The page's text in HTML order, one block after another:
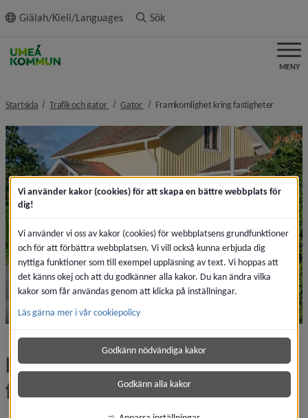
innehållet
Giälah/Kieli/Languages Sök
MENY
Startsida Trafik och gator nivå i brödsmulenavigeringen
Gator nivå i brödsmulenavigeringen
Framkomlighet kring fastigheternivå i
Framkomlighet kring
fastigheter
Vi använder kakor (cookies) för att skapa en bättre webbplats för
dig!
Vi använder vi oss av kakor (cookies) för webbplatsens grundfunktioner
och för att förbättra webbplatsen. Vi vill också kunna erbjuda dig
nyttiga funktioner som till exempel uppläsning av text. Vi hoppas att
det känns okej och att du godkänner alla kakor. Du kan ändra vilka
kakor som får användas genom att klicka på inställningar.
Läs gärna mer i vår cookiepolicy
Godkänn nödvändiga kakor
Godkänn alla kakor